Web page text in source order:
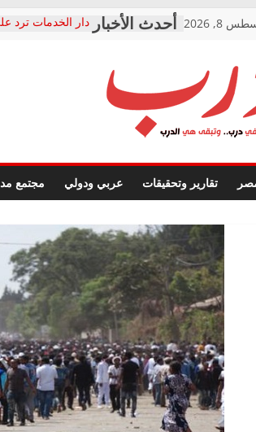
2026
دار الخدمات ترد
معاناة أصحاب
فرحات سليمان
حزب التحالف
صور .. اعتماد
الوزاري لمدينة
إنشاء المبنى
متابعة قضية
قرينة البراءة
حق أصيل
تقارير وتحقيقات عربي ودولي مجتمع